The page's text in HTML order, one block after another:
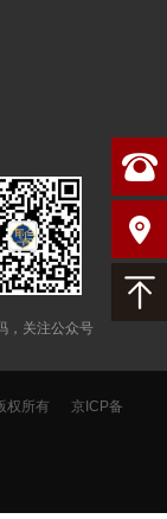
，关注公众号
权所有 京ICP备